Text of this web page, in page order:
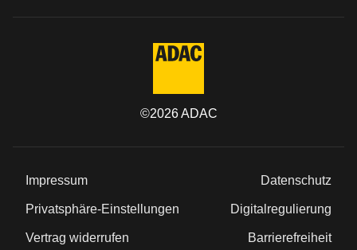
©2026ADAC
Impressum Datenschutz
Privatsphäre-Einstellungen Digitalregulierung
Vertrag widerrufen Barrierefreiheit